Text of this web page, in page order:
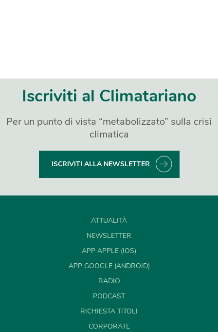
Iscriviti al Climatariano
Per un punto di vista “metabolizzato” sulla crisi
climatica
ISCRIVITI ALLA NEWSLETTER
ATTUALITÀ
NEWSLETTER
APP APPLE (IOS)
APP GOOGLE (ANDROID)
RADIO
PODCAST
RICHIESTA TITOLI
CORPORATE